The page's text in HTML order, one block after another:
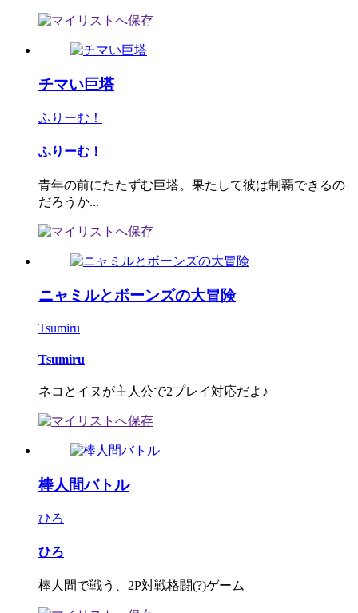
チマい巨塔
ふりーむ！
ふりーむ！
青年の前にたたずむ巨塔。果たして彼は制覇できるの
だろうか...
ニャミルとボーンズの大冒険
Tsumiru
Tsumiru
ネコとイヌが主人公で2プレイ対応だよ♪
棒人間バトル
ひろ
ひろ
棒人間で戦う、2P対戦格闘(?)ゲーム